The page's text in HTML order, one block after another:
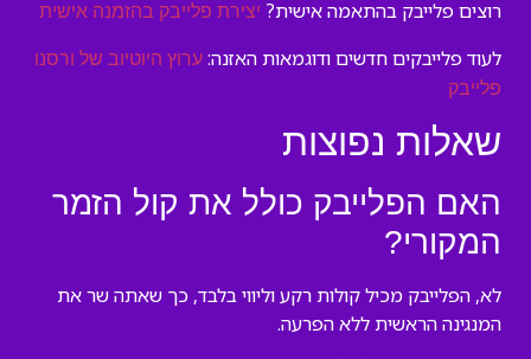
רוצים פלייבק בהתאמה אישית? יצירת פלייבק בהזמנה אישית
לעוד פלייבקים חדשים ודוגמאות האזנה: ערוץ היוטיוב של ורסנו
פלייבק
שאלות נפוצות
האם הפלייבק כולל את קול הזמר
המקורי?
לא, הפלייבק מכיל קולות רקע וליווי בלבד, כך שאתה שר את
המנגינה הראשית ללא הפרעה.